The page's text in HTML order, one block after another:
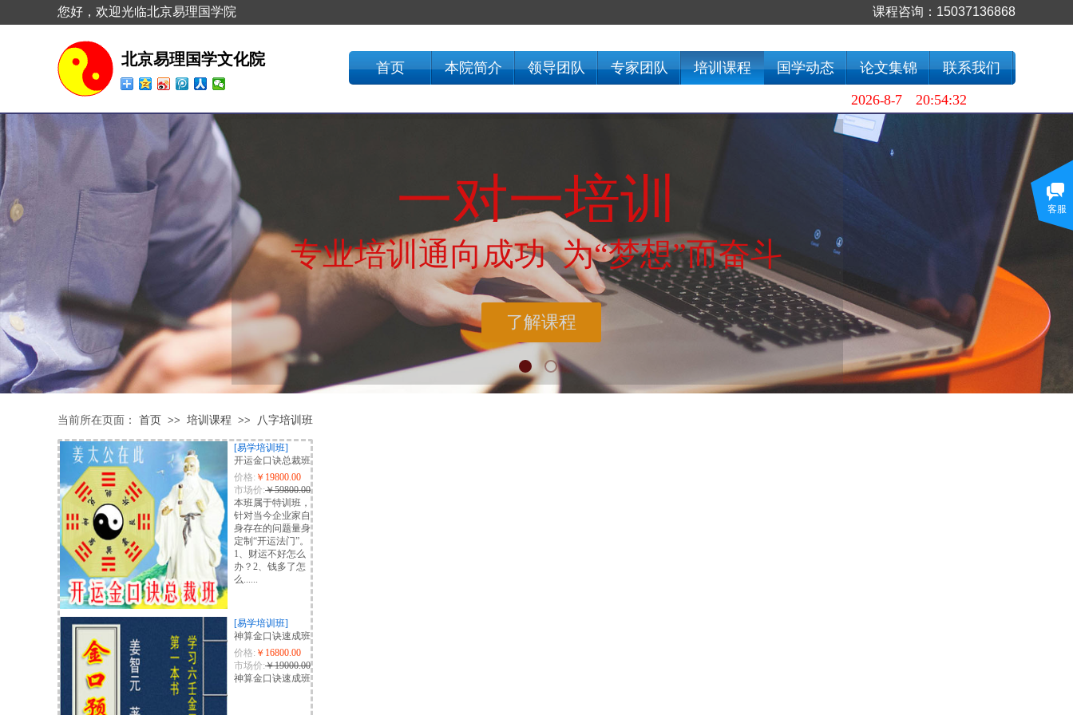
北京易理国学文化院
课程咨询： 15037136868
您好，欢迎光临北京易理国学院
首页 本院简介 领导团队 专家团队 培训课程 国学动态 论文集锦
联系我们
2026-8-7 20:54:32
设为首页
一对一培训
专业培训通向成功 为“梦想”而奋斗
了解课程
当前所在页面： 首页 >> 培训课程 >> 八字培训班
[易学培训班]
开运金口诀总裁班
价格: ￥19800.00
市场价:￥59800.00
本班属于特训班，
针对当今企业家自
身存在的问题量身
定制“开运法门”。
1、财运不好怎么
办？2、钱多了怎
么......
[易学培训班]
神算金口诀速成班
价格: ￥16800.00
市场价:￥19000.00
神算金口诀速成班
客服